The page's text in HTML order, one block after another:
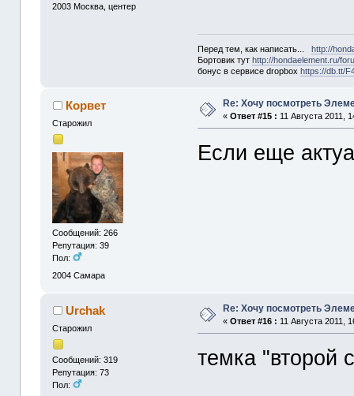
2003 Москва, центер
Перед тем, как написать...http://
Бортовик тутhttp://hondaelement.ru/
бонус в сервисе dropboxhttps://db.tt/
Корвет
Старожил
Сообщений: 266
Репутация: 39
Пол:
2004 Самара
Re: Хочу посмотреть
«Ответ #15 : 11 Августа 2011,
Если еще
Urchak
Старожил
Сообщений: 319
Репутация: 73
Пол:
Re: Хочу посмотреть
«Ответ #16 : 11 Августа 2011,
темка "второй